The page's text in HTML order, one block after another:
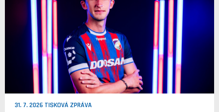
31. 7. 2026 TISKOVÁ ZPRÁVA